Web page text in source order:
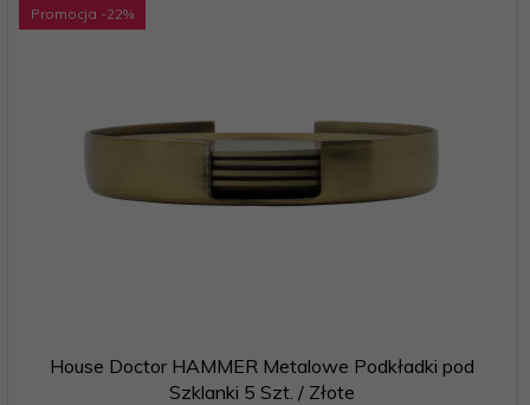
Promocja -22%
House Doctor HAMMER Metalowe Podkładki pod
Szklanki 5 Szt. / Złote